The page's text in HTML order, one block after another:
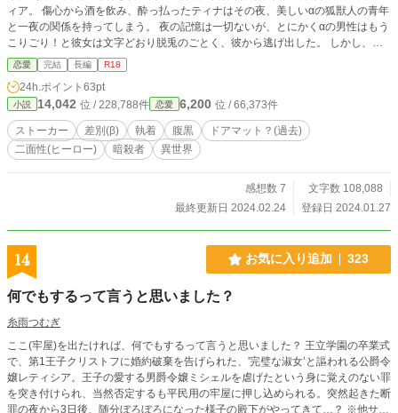
ィア。 傷心から酒を飲み、酔っ払ったティナはその夜、美しいαの狐獣人の青年
と一夜の関係を持ってしまう。 夜の記憶は一切ないが、とにかくαの男性はもう
こりごり！と彼女は文字どおり脱兎のごとく、彼から逃げ出した。 しかし、彼
はそんなティナに向かってにっこり笑って言ったのだ。 「可愛い兎の娘さん
が、ヤリ捨てなんて、しないよね？」 ＊狡猾な狐(α)と大切な記憶を失っている
兎(β)の、過去の約束を巡るお話 ＊オメガバース設定ですが、独自の解釈があり
ます
恋愛 完結 長編 R18
24h.ポイント 63pt
小説 14,042 位 / 228,788件 恋愛 6,200 位 / 66,373件
ストーカー 差別(β) 執着 腹黒
ドアマット？(過去)
二面性(ヒーロー)
暗殺者 異世界
感想数 7
文字数 108,088
最終更新日 2024.02.24
登録日 2024.01.27
14 お気に入り追加 323
何でもするって言うと思いました？
糸雨つむぎ
ここ(牢屋)を出たければ、何でもするって言うと思いました？ 王立学園の卒業式
で、第1王子クリストフに婚約破棄を告げられた、'完璧な淑女’と謳われる公爵令
嬢レティシア。王子の愛する男爵令嬢ミシェルを虐げたという身に覚えのない罪
を突き付けられ、当然否定するも平民用の牢屋に押し込められる。突然起きた断
罪の夜から3日後、随分ぼろぼろになった様子の殿下がやってきて…？ ※他サイ